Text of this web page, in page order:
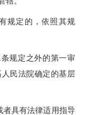
定的，依照其规
定之外的第一审
民法院确定的基层
具有法律适用指导